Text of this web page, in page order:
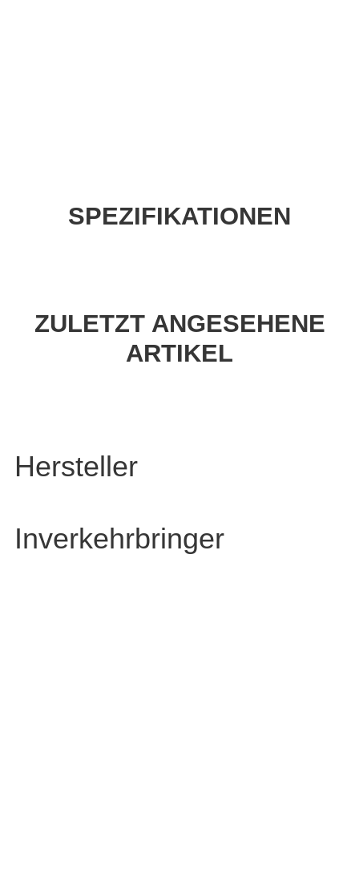
SPEZIFIKATIONEN
ZULETZT ANGESEHENE
ARTIKEL
Hersteller
Inverkehrbringer